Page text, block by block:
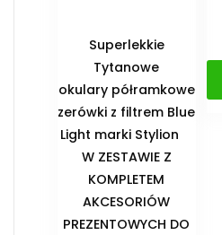
Superlekkie
Tytanowe
okulary półramkowe
zerówki z filtrem Blue
Light marki Stylion
️W ZESTAWIE Z
KOMPLETEM
AKCESORIÓW
PREZENTOWYCH DO